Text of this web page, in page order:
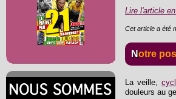
Lire l'article
Cet article a été
Notre
La veille,
douleurs au